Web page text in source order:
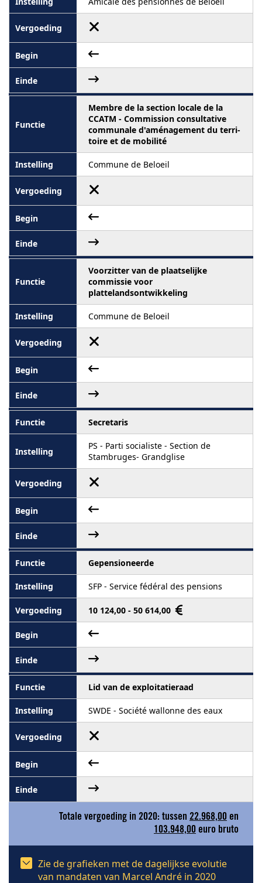
Membre de la section locale de la
CCATM - Commission consultative
communale d'aménagement du terri-
toire et de mobilité
Commune de Beloeil
Voorzitter van de plaatselijke
commissie voor
plattelandsontwikkeling
Commune de Beloeil
Secretaris
PS - Parti socialiste - Section de
Stambruges- Grandglise
Gepensioneerde
SFP - Service fédéral des pensions
10 124,00 - 50 614,00
Lid van de exploitatieraad
SWDE - Société wallonne des eaux
Totale vergoeding in 2020: tussen 22.968,00 en
103.948,00 euro bruto
Zie de grafieken met de dagelijkse evolutie
van mandaten van Marcel André in 2020